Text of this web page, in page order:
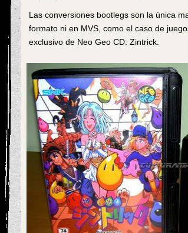
Las conversiones bootlegs son la única
formato ni en MVS, como el caso de
exclusivo de Neo Geo CD: Zintrick.